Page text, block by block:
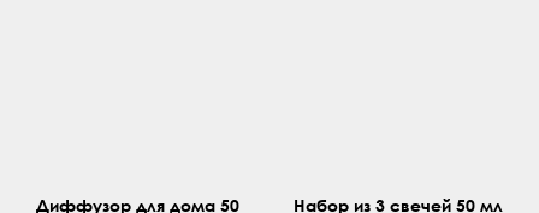
Диффузор для дома 50 Набор из 3 свечей 50 мл